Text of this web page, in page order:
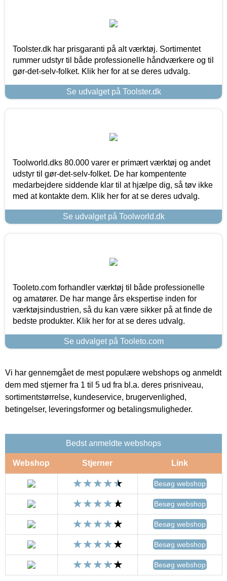
Toolster.dk har prisgaranti på alt værktøj. Sortimentet
rummer udstyr til både professionelle håndværkere og til
gør-det-selv-folket. Klik her for at se deres udvalg.
Se udvalget på Toolster.dk
Toolworld.dks 80.000 varer er primært værktøj og andet
udstyr til gør-det-selv-folket. De har kompentente
medarbejdere siddende klar til at hjælpe dig, så tøv ikke
med at kontakte dem. Klik her for at se deres udvalg.
Se udvalget på Toolworld.dk
Tooleto.com forhandler værktøj til både professionelle
og amatører. De har mange års ekspertise inden for
værktøjsindustrien, så du kan være sikker på at finde de
bedste produkter. Klik her for at se deres udvalg.
Se udvalget på Tooleto.com
Vi har gennemgået de mest populære webshops og anmeldt
dem med stjerner fra 1 til 5 ud fra bl.a. deres prisniveau,
sortimentstørrelse, kundeservice, brugervenlighed,
betingelser, leveringsformer og betalingsmuligheder.
Bedst anmeldte webshops
Webshop Stjerner Link
Besøg webshop
Besøg webshop
Besøg webshop
Besøg webshop
Besøg webshop